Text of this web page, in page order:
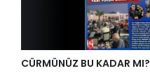
CÜRMÜNÜZ BU KADAR MI?